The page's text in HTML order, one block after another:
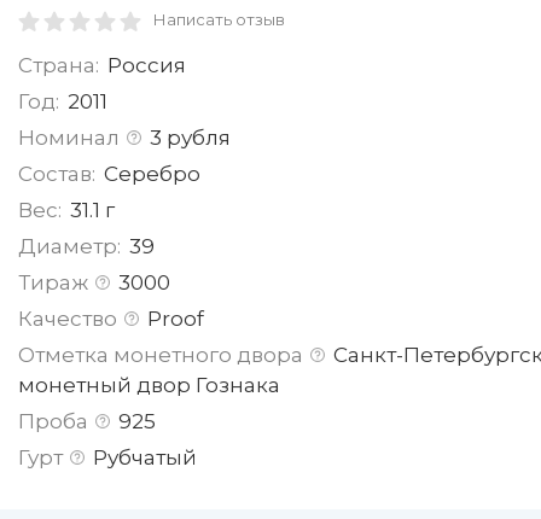
Написать отзыв
Страна: Россия
Год: 2011
Номинал
3 рубля
Состав: Серебро
Вес: 31.1 г
Диаметр: 39
Тираж
3000
Качество
Proof
Отметка монетного двора
Санкт-
монетный двор Гознака
Проба
925
Гурт
Рубчатый